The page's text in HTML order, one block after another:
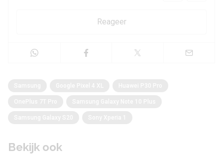
Reageer
Bekijk ook